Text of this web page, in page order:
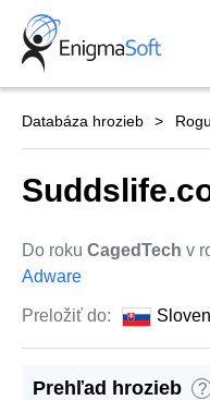
Skip
content
Databáza hrozieb
Do roku CagedTech v
Adware
Preložiť do:
Prehľad hrozieb ?